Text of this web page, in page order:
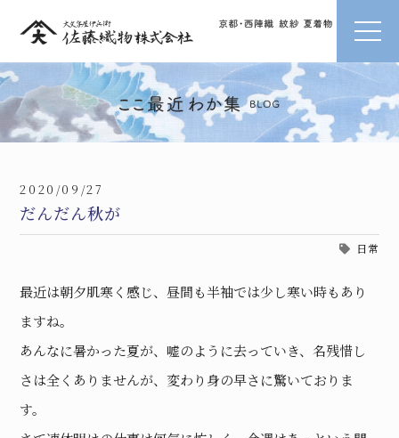
2020/09/27
だんだん秋が
日常
最近は朝夕肌寒く感じ、昼間も半袖では少し寒い時もあり
ますね。
あんなに暑かった夏が、嘘のように去っていき、名残惜し
さは全くありませんが、変わり身の早さに驚いておりま
す。